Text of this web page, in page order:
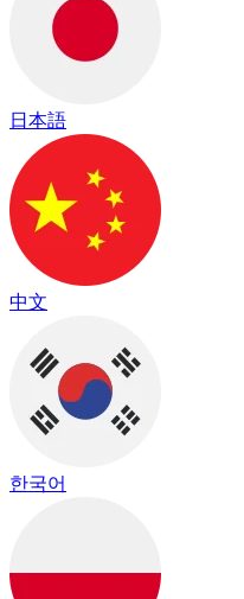
日本語
中文
한국어